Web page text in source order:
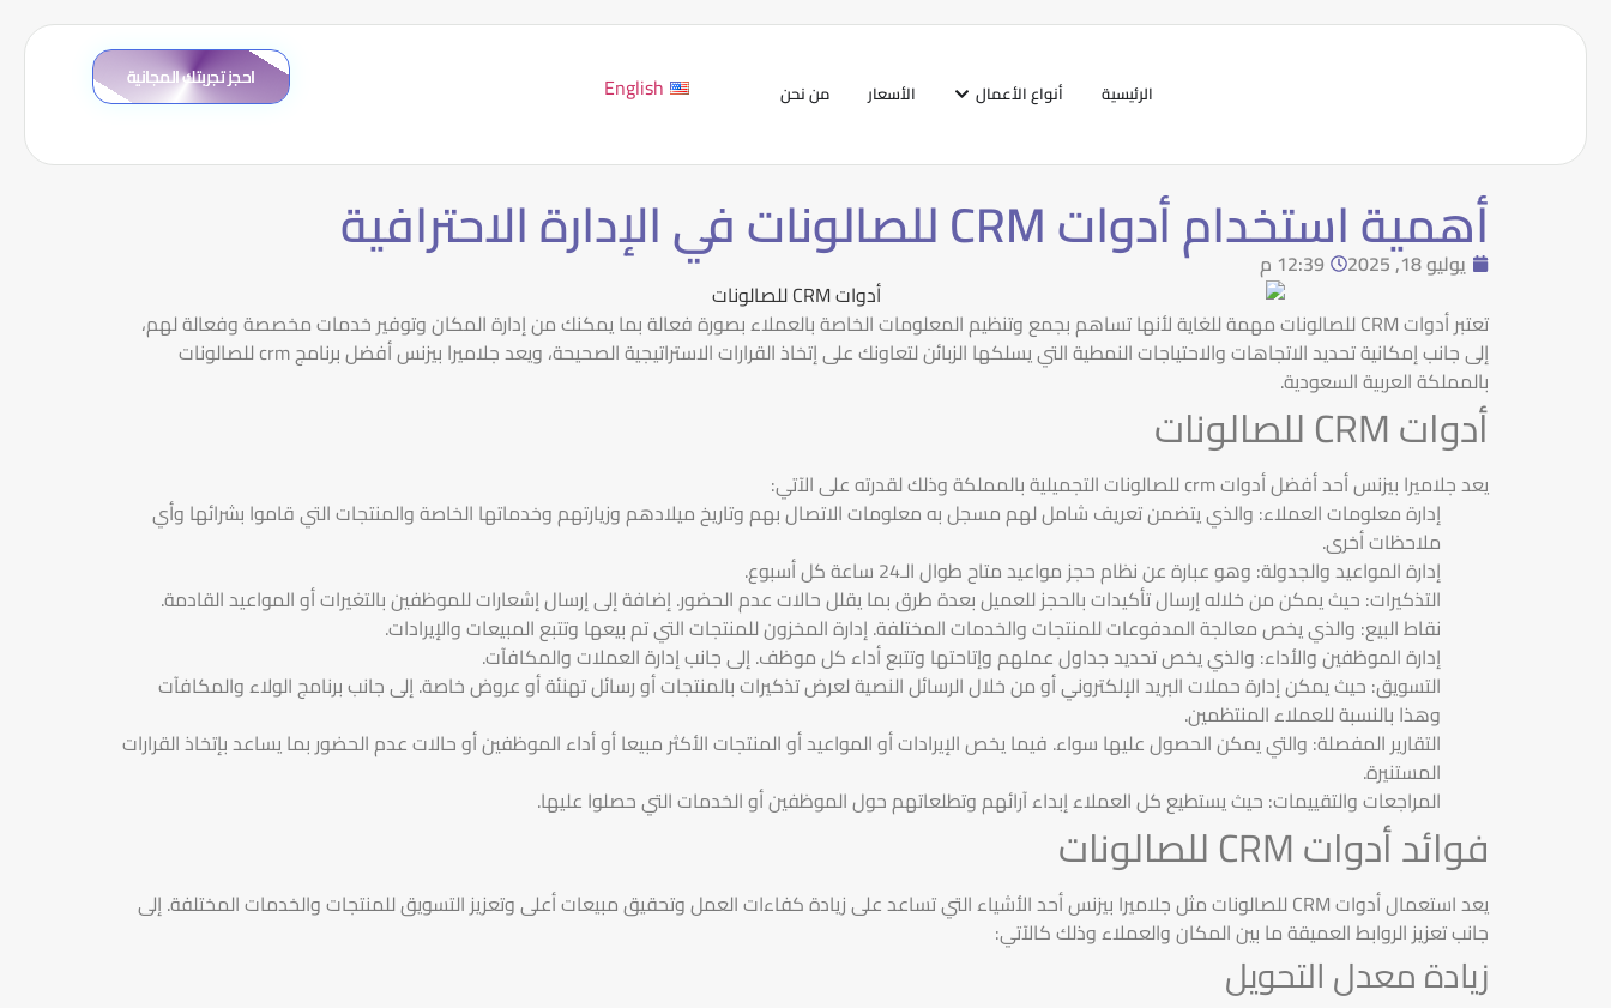
الرئيسية أنواع الأعمال الأسعار من نحن English احجز تجربتك المجانية
أهمية استخدام أدوات CRM للصالونات في الإدارة الاحترافية
يوليو 18, 2025
12:39 م
تعتبر أدوات CRM للصالونات مهمة للغاية لأنها تساهم بجمع وتنظيم المعلومات الخاصة بالعملاء بصورة فعالة بما يمكنك من إدارة المكان وتوفير خدمات مخصصة وفعالة لهم،
إلى جانب إمكانية تحديد الاتجاهات والاحتياجات النمطية التي يسلكها الزبائن لتعاونك على إتخاذ القرارات الاستراتيجية الصحيحة، ويعد جلاميرا بيزنس أفضل برنامج crm للصالونات
بالمملكة العربية السعودية.
أدوات CRM للصالونات
يعد جلاميرا بيزنس أحد أفضل أدوات crm للصالونات التجميلية بالمملكة وذلك لقدرته على الآتي:
إدارة معلومات العملاء: والذي يتضمن تعريف شامل لهم مسجل به معلومات الاتصال بهم وتاريخ ميلادهم وزيارتهم وخدماتها الخاصة والمنتجات التي قاموا بشرائها وأي
ملاحظات أخرى.
إدارة المواعيد والجدولة: وهو عبارة عن نظام حجز مواعيد متاح طوال الـ24 ساعة كل أسبوع.
التذكيرات: حيث يمكن من خلاله إرسال تأكيدات بالحجز للعميل بعدة طرق بما يقلل حالات عدم الحضور. إضافة إلى إرسال إشعارات للموظفين بالتغيرات أو المواعيد القادمة.
نقاط البيع: والذي يخص معالجة المدفوعات للمنتجات والخدمات المختلفة. إدارة المخزون للمنتجات التي تم بيعها وتتبع المبيعات والإيرادات.
إدارة الموظفين والأداء: والذي يخص تحديد جداول عملهم وإتاحتها وتتبع أداء كل موظف. إلى جانب إدارة العملات والمكافآت.
التسويق: حيث يمكن إدارة حملات البريد الإلكتروني أو من خلال الرسائل النصية لعرض تذكيرات بالمنتجات أو رسائل تهنئة أو عروض خاصة. إلى جانب برنامج الولاء والمكافآت
وهذا بالنسبة للعملاء المنتظمين.
التقارير المفصلة: والتي يمكن الحصول عليها سواء. فيما يخص الإيرادات أو المواعيد أو المنتجات الأكثر مبيعا أو أداء الموظفين أو حالات عدم الحضور بما يساعد بإتخاذ القرارات
المستنيرة.
المراجعات والتقييمات: حيث يستطيع كل العملاء إبداء آرائهم وتطلعاتهم حول الموظفين أو الخدمات التي حصلوا عليها.
فوائد أدوات CRM للصالونات
يعد استعمال أدوات CRM للصالونات مثل جلاميرا بيزنس أحد الأشياء التي تساعد على زيادة كفاءات العمل وتحقيق مبيعات أعلى وتعزيز التسويق للمنتجات والخدمات المختلفة. إلى
جانب تعزيز الروابط العميقة ما بين المكان والعملاء وذلك كالآتي:
زيادة معدل التحويل